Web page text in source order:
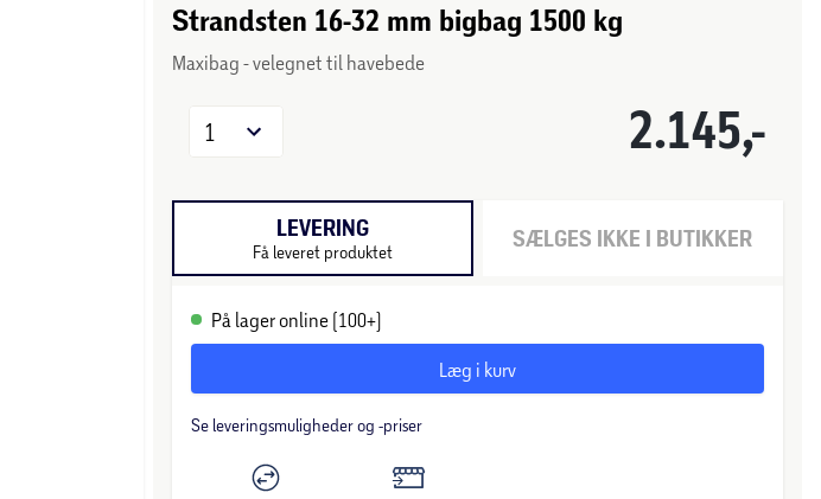
Strandsten 16-32 mm bigbag 1500 kg
Maxibag - velegnet til havebede
2.145,-
1
LEVERING
Få leveret produktet SÆLGES IKKE I BUTIKKER
På lager online (100+)
Læg i kurv
Se leveringsmuligheder og -priser